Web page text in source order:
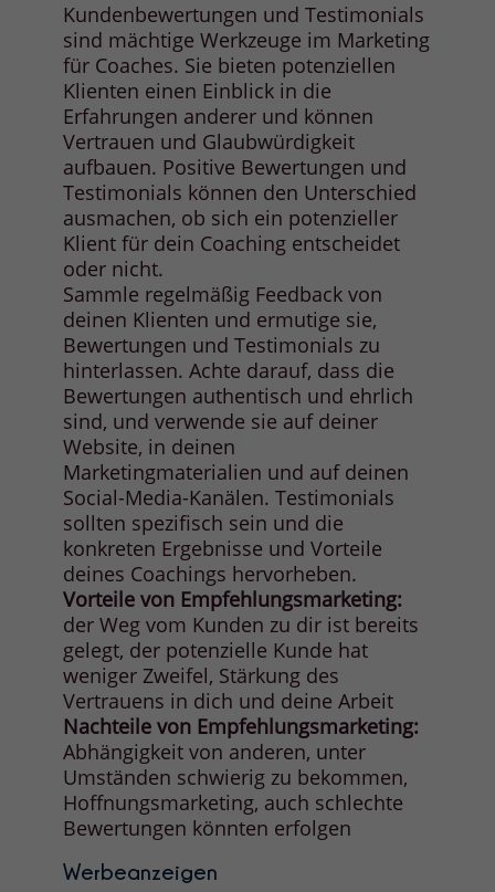
Kundenbewertungen und Testimonials
sind mächtige Werkzeuge im Marketing
für Coaches. Sie bieten potenziellen
Klienten einen Einblick in die
Erfahrungen anderer und können
Vertrauen und Glaubwürdigkeit
aufbauen. Positive Bewertungen und
Testimonials können den Unterschied
ausmachen, ob sich ein potenzieller
Klient für dein Coaching entscheidet
oder nicht.
Sammle regelmäßig Feedback von
deinen Klienten und ermutige sie,
Bewertungen und Testimonials zu
hinterlassen. Achte darauf, dass die
Bewertungen authentisch und ehrlich
sind, und verwende sie auf deiner
Website, in deinen
Marketingmaterialien und auf deinen
Social-Media-Kanälen. Testimonials
sollten spezifisch sein und die
konkreten Ergebnisse und Vorteile
deines Coachings hervorheben.
Vorteile von Empfehlungsmarketing:
der Weg vom Kunden zu dir ist bereits
gelegt, der potenzielle Kunde hat
weniger Zweifel, Stärkung des
Vertrauens in dich und deine Arbeit
Nachteile von Empfehlungsmarketing:
Abhängigkeit von anderen, unter
Umständen schwierig zu bekommen,
Hoffnungsmarketing, auch schlechte
Bewertungen könnten erfolgen
Werbeanzeigen